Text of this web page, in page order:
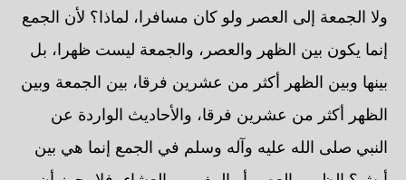
ولا الجمعة إلى العصر ولو كان مسافرا، لماذا؟ لأن الجمع
إنما يكون بين الظهر والعصر، والجمعة ليست ظهرا، بل
بينها وبين الظهر أكثر من عشرين فرقا، بين الجمعة وبين
الظهر أكثر من عشرين فرقا، والأحاديث الواردة عن
النبي صلى الله عليه وآله وسلم في الجمع إنما هي بين